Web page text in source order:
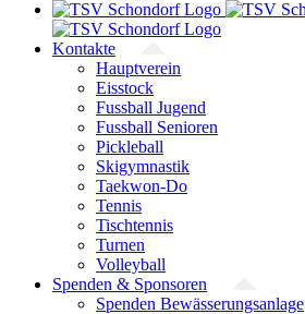
Kontakte
Hauptverein
Eisstock
Fussball Jugend
Fussball Senioren
Pickleball
Skigymnastik
Taekwon-Do
Tennis
Tischtennis
Turnen
Volleyball
Spenden & Sponsoren
Spenden Bewässerungsanlage